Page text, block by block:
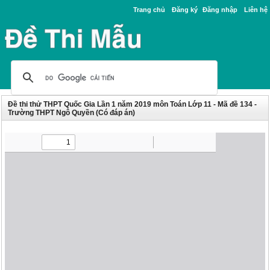
Trang chủ Đăng ký Đăng nhập Liên hệ
Đề thi thử THPT Quốc Gia Lần 1 năm 2019 môn Toán Lớp 11 - Mã đề 134 -
Trường THPT Ngô Quyền (Có đáp án)